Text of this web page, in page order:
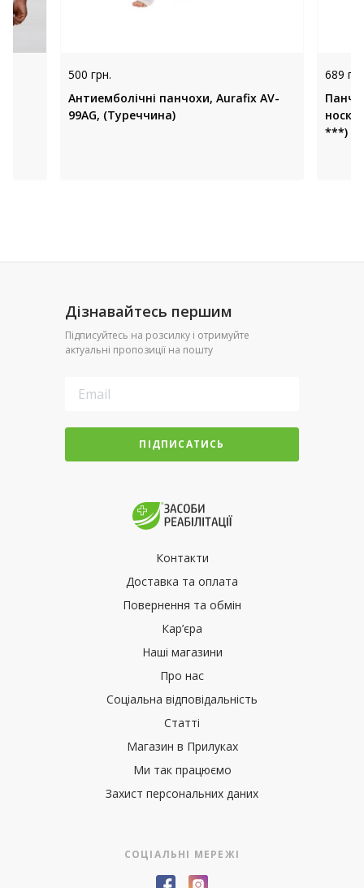
500 грн.
Антиемболічні панчохи, Aurafix AV-
99AG, (Туреччина)
689
***)
Дізнавайтесь першим
Підписуйтесь на розсилку і отримуйте
актуальні пропозиції на пошту
ПІДПИСАТИСЬ
Контакти
Доставка та оплата
Повернення та обмін
Кар’єра
Наші магазини
Про нас
Соціальна відповідальність
Статті
Магазин в Прилуках
Ми так працюємо
Захист персональних даних
СОЦІАЛЬНІ МЕРЕЖІ